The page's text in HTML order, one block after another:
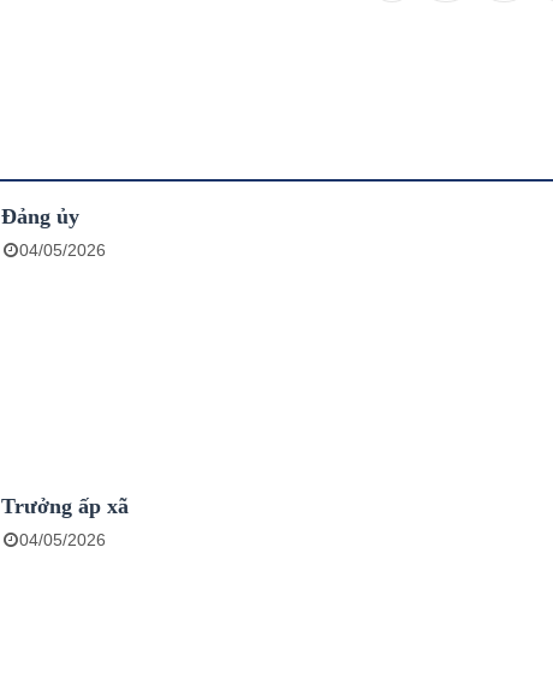
Đảng ủy
04/05/2026
Trưởng ấp xã
04/05/2026